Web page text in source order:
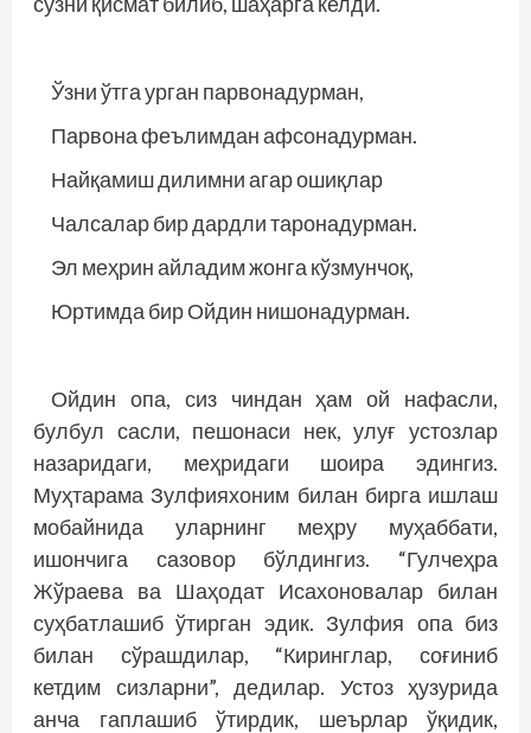
Ўзни ўтга урган парвонадурман,
Парвона феълимдан афсонадурман.
Найқамиш дилимни агар ошиқлар
Чалсалар бир дардли таронадурман.
Эл меҳрин айладим жонга кўзмунчоқ,
Юртимда бир Ойдин нишонадурман.
Ойдин опа, сиз чиндан ҳам ой нафасли,
булбул сасли, пешонаси нек, улуғ устозлар
назаридаги, меҳридаги шоира эдингиз.
Муҳтарама Зулфияхоним билан бирга ишлаш
мобайнида уларнинг меҳру муҳаббати,
ишончига сазовор бўлдингиз. “Гулчеҳра
Жўраева ва Шаҳодат Исахоновалар билан
суҳбатлашиб ўтирган эдик. Зулфия опа биз
билан сўрашдилар, “Киринглар, соғиниб
кетдим сизларни”, дедилар. Устоз ҳузурида
анча гаплашиб ўтирдик, шеърлар ўқидик,